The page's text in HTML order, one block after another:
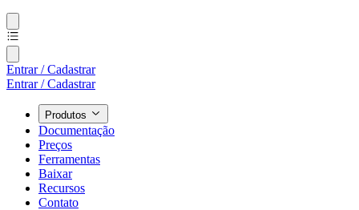
Entrar / Cadastrar
Entrar / Cadastrar
Produtos
Documentação
Preços
Ferramentas
Baixar
Recursos
Contato